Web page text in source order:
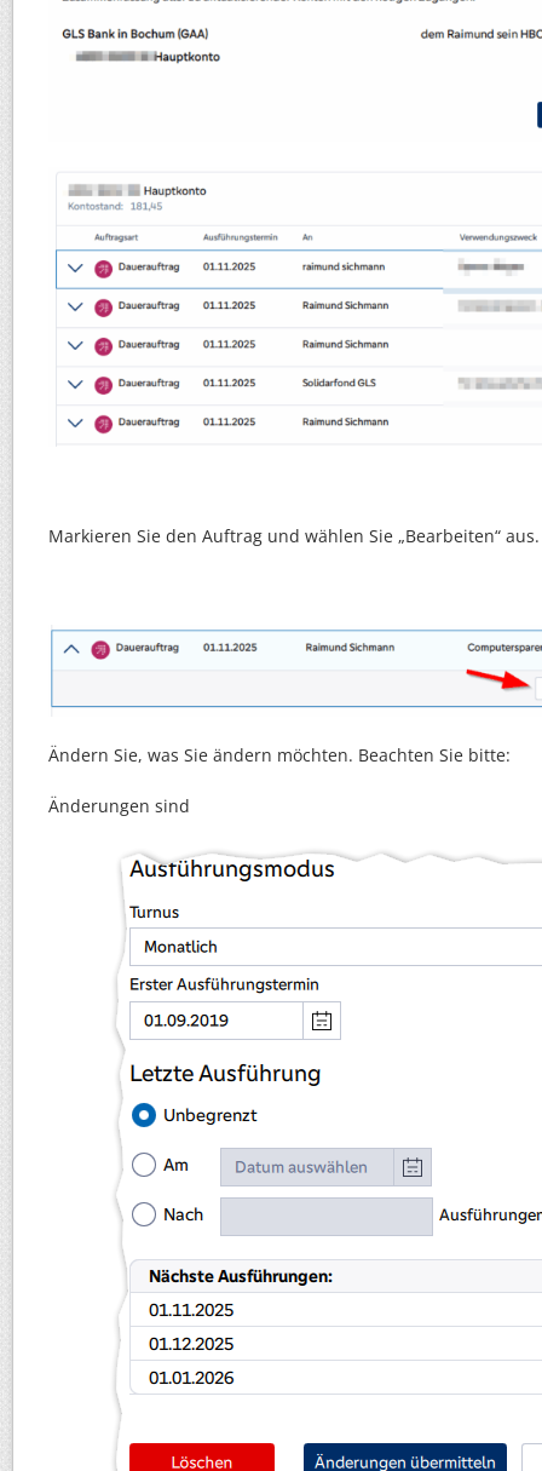
Markieren Sie den Auftrag und wählen Sie „Bearbeiten“ aus.
Ändern Sie, was Sie ändern möchten. Beachten Sie bitte:
Änderungen sind